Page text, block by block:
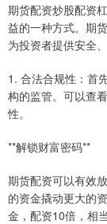
期货配资炒股配资
益的一种方式。期
为投资者提供安全
1. 合法合规性：首
构的监管。可以查
性。
**解锁财富密码**
期货配资可以有效
的资金撬动更大的
金，配资10倍，相